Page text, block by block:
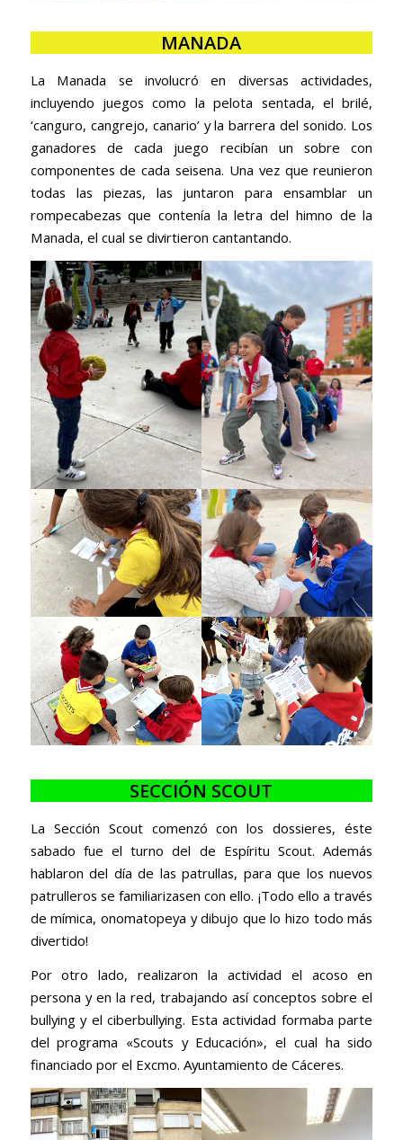
MANADA
La Manada se involucró en diversas actividades,
incluyendo juegos como la pelota sentada, el brilé,
‘canguro, cangrejo, canario’ y la barrera del sonido. Los
ganadores de cada juego recibían un sobre con
componentes de cada seisena. Una vez que reunieron
todas las piezas, las juntaron para ensamblar un
rompecabezas que contenía la letra del himno de la
Manada, el cual se divirtieron cantantando.
SECCIÓN SCOUT
La Sección Scout comenzó con los dossieres, éste
sabado fue el turno del de Espíritu Scout. Además
hablaron del día de las patrullas, para que los nuevos
patrulleros se familiarizasen con ello. ¡Todo ello a través
de mímica, onomatopeya y dibujo que lo hizo todo más
divertido!
Por otro lado, realizaron la actividad el acoso en
persona y en la red, trabajando así conceptos sobre el
bullying y el ciberbullying. Esta actividad formaba parte
del programa «Scouts y Educación», el cual ha sido
financiado por el Excmo. Ayuntamiento de Cáceres.